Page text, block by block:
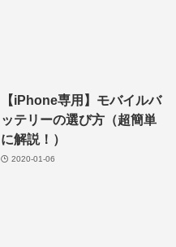
【iPhone専用】モバイルバ
ッテリーの選び方（超簡単
に解説！）
2020-01-06